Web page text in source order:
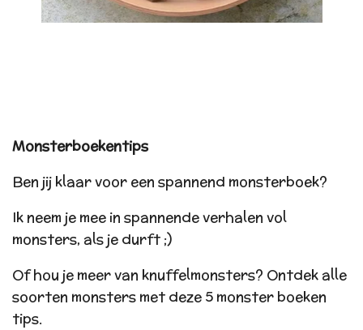
Monsterboekentips
Ben jij klaar voor een spannend monsterboek?
Ik neem je mee in spannende verhalen vol
monsters, als je durft ;)
Of hou je meer van knuffelmonsters? Ontdek alle
soorten monsters met deze 5 monster boeken
tips.